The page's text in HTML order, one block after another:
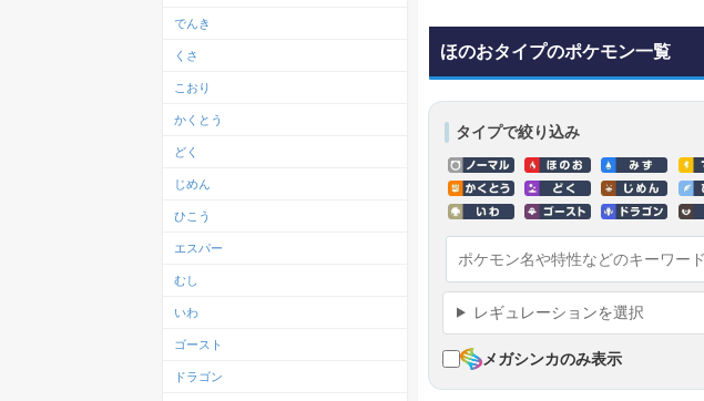
ほのおタイプのポケモン一覧
タイプで絞り込み
レギュレーションを選択
メガシンカのみ表示
でんき
くさ
こおり
かくとう
どく
じめん
ひこう
エスパー
むし
いわ
ゴースト
ドラゴン